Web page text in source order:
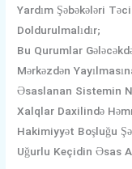
Yardım Şəbəkələri
Doldurulmalıdır;
Bu Qurumlar
Mərkəzdən
Əsaslanan Sistemin
Xalqlar Daxilində
Hakimiyyət Boşluğu
Uğurlu Keçidin Əsas